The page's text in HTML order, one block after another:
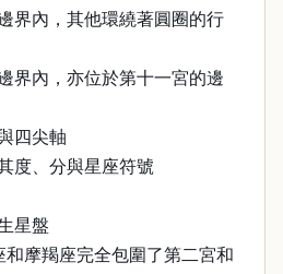
界內，其他環繞著圓圈的行
界內，亦位於第十一宮的邊
四尖軸
度、分與星座符號
星盤
和摩羯座完全包圍了第二宮和